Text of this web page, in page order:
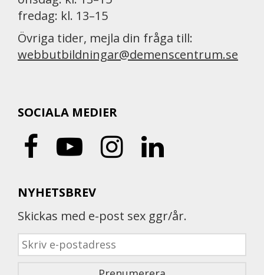
fredag: kl. 13–15
Övriga tider, mejla din fråga till:
webbutbildningar@demenscentrum.se
SOCIALA MEDIER
NYHETSBREV
Skickas med e-post sex ggr/år.